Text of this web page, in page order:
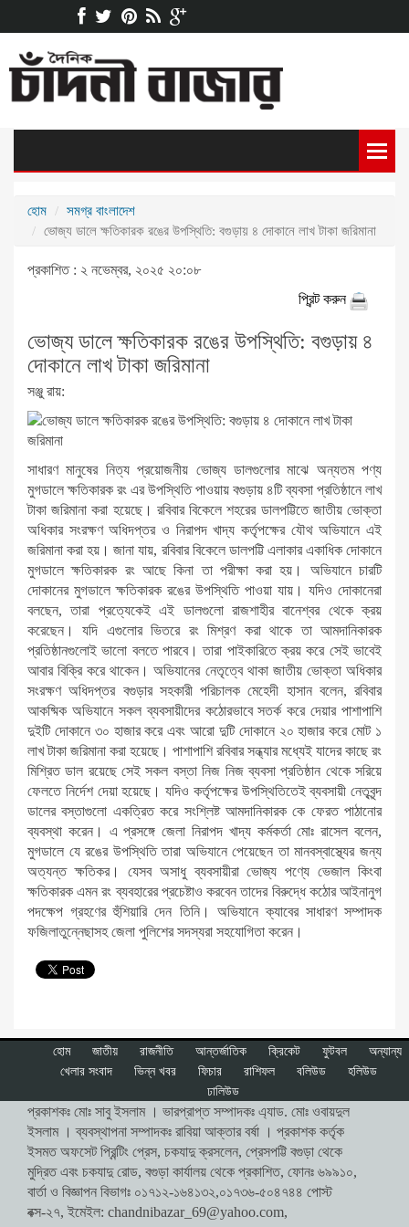
হোম
সমগ্র বাংলাদেশ
ভোজ্য ডালে ক্ষতিকারক রঙের উপস্থিতি: বগুড়ায় ৪ দোকানে লাখ টাকা জরিমানা
প্রকাশিত : ২ নভেম্বর, ২০২৫ ২০:০৮
প্রিন্ট করুন
ভোজ্য ডালে ক্ষতিকারক রঙের উপস্থিতি: বগুড়ায় ৪
দোকানে লাখ টাকা জরিমানা
সঞ্জু রায়:
সাধারণ মানুষের নিত্য প্রয়োজনীয় ভোজ্য ডালগুলোর মাঝে অন্যতম পণ্য
মুগডালে ক্ষতিকারক রং এর উপস্থিতি পাওয়ায় বগুড়ায় ৪টি ব্যবসা প্রতিষ্ঠানে লাখ
টাকা জরিমানা করা হয়েছে। রবিবার বিকেলে শহরের ডালপট্টিতে জাতীয় ভোক্তা
অধিকার সংরক্ষণ অধিদপ্তর ও নিরাপদ খাদ্য কর্তৃপক্ষের যৌথ অভিযানে এই
জরিমানা করা হয়। জানা যায়, রবিবার বিকেলে ডালপট্টি এলাকার একাধিক দোকানে
মুগডালে ক্ষতিকারক রং আছে কিনা তা পরীক্ষা করা হয়। অভিযানে চারটি
দোকানের মুগডালে ক্ষতিকারক রঙের উপস্থিতি পাওয়া যায়। যদিও দোকানেরা
বলছেন, তারা প্রত্যেকেই এই ডালগুলো রাজশাহীর বানেশ্বর থেকে ক্রয়
করেছেন। যদি এগুলোর ভিতরে রং মিশ্রণ করা থাকে তা আমদানিকারক
প্রতিষ্ঠানগুলোই ভালো বলতে পারবে। তারা পাইকারিতে ক্রয় করে সেই ভাবেই
আবার বিক্রি করে থাকেন। অভিযানের নেতৃত্বে থাকা জাতীয় ভোক্তা অধিকার
সংরক্ষণ অধিদপ্তর বগুড়ার সহকারী পরিচালক মেহেদী হাসান বলেন, রবিবার
আকষ্মিক অভিযানে সকল ব্যবসায়ীদের কঠোরভাবে সতর্ক করে দেয়ার পাশাপাশি
দুইটি দোকানে ৩০ হাজার করে এবং আরো দুটি দোকানে ২০ হাজার করে মোট ১
লাখ টাকা জরিমানা করা হয়েছে। পাশাপাশি রবিবার সন্ধ্যার মধ্যেই যাদের কাছে রং
মিশ্রিত ডাল রয়েছে সেই সকল বস্তা নিজ নিজ ব্যবসা প্রতিষ্ঠান থেকে সরিয়ে
ফেলতে নির্দেশ দেয়া হয়েছে। যদিও কর্তৃপক্ষের উপস্থিতিতেই ব্যবসায়ী নেতৃবৃন্দ
ডালের বস্তাগুলো একত্রিত করে সংশ্লিষ্ট আমদানিকারক কে ফেরত পাঠানোর
ব্যবস্থা করেন। এ প্রসঙ্গে জেলা নিরাপদ খাদ্য কর্মকর্তা মোঃ রাসেল বলেন,
মুগডালে যে রঙের উপস্থিতি তারা অভিযানে পেয়েছেন তা মানবস্বাস্থ্যের জন্য
অত্যন্ত ক্ষতিকর। যেসব অসাধু ব্যবসায়ীরা ভোজ্য পণ্যে ভেজাল কিংবা
ক্ষতিকারক এমন রং ব্যবহারের প্রচেষ্টাও করবেন তাদের বিরুদ্ধে কঠোর আইনানুগ
পদক্ষেপ গ্রহণের হুঁশিয়ারি দেন তিনি। অভিযানে ক্যাবের সাধারণ সম্পাদক
ফজিলাতুন্নেছাসহ জেলা পুলিশের সদস্যরা সহযোগিতা করেন।
হোম জাতীয় রাজনীতি আন্তর্জাতিক ক্রিকেট ফুটবল
অন্যান্য
খেলার সংবাদ
ভিন্ন খবর ফিচার রাশিফল বলিউড
হলিউড
ঢালিউড
প্রকাশকঃ মোঃ সাবু ইসলাম । ভারপ্রাপ্ত সম্পাদকঃ এ্যাড. মোঃ ওবায়দুল
ইসলাম । ব্যবস্থাপনা সম্পাদকঃ রাবিয়া আক্তার বর্ষা । প্রকাশক কর্তৃক
ইসমত অফসেট প্রিন্টিং প্রেস, চকযাদু ক্রসলেন, প্রেসপট্টি বগুড়া থেকে
মুদ্রিত এবং চকযাদু রোড, বগুড়া কার্যালয় থেকে প্রকাশিত, ফোনঃ ৬৯৯১০,
বার্তা ও বিজ্ঞাপন বিভাগঃ ০১৭১২-১৬৪১৩২,০১৭৩৬-৫০৪৭৪৪ পোস্ট
বক্স-২৭, ইমেইল: chandnibazar_69@yahoo.com,